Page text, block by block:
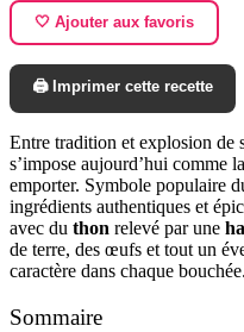
🤍 Ajouter aux favoris
🖨️ Imprimer cette recette
Entre tradition et explosion de
s’impose aujourd’hui comme
emporter. Symbole populaire
ingrédients authentiques et
avec du thon relevé par une
de terre, des œufs et tout un
caractère dans chaque bouchée.
Sommaire